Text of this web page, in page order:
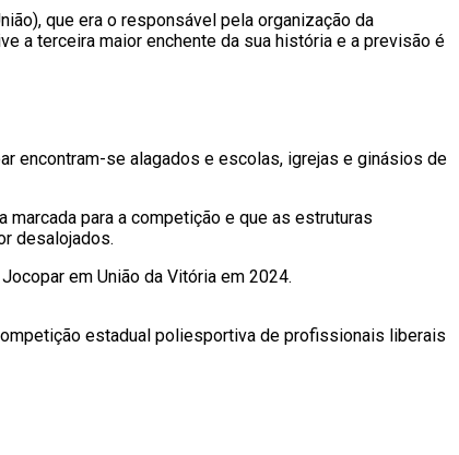
que era o responsável pela organização da
a terceira maior enchente da sua história e a previsão é
encontram-se alagados e escolas, igrejas e ginásios de
para a competição e que as estruturas
desalojados.
em União da Vitória em 2024.
estadual poliesportiva de profissionais liberais